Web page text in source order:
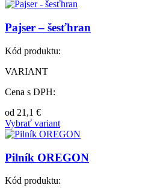
Pajser – šesťhran
Kód produktu:
VARIANT
Cena s DPH:
od 21,1 €
Vybrať variant
Pilník OREGON
Kód produktu: